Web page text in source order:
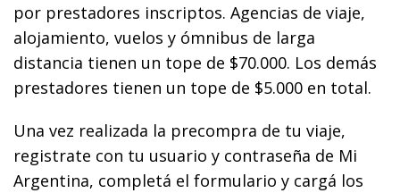
por prestadores inscriptos. Agencias de viaje,
alojamiento, vuelos y ómnibus de larga
distancia tienen un tope de $70.000. Los demás
prestadores tienen un tope de $5.000 en total.
Una vez realizada la precompra de tu viaje,
registrate con tu usuario y contraseña de Mi
Argentina, completá el formulario y cargá los